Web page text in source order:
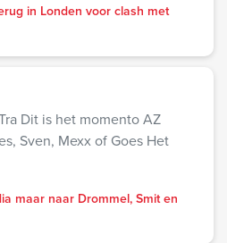
in Londen voor clash met
Dit is het momento AZ
Sven, Mexx of Goes Het
maar naar Drommel, Smit en